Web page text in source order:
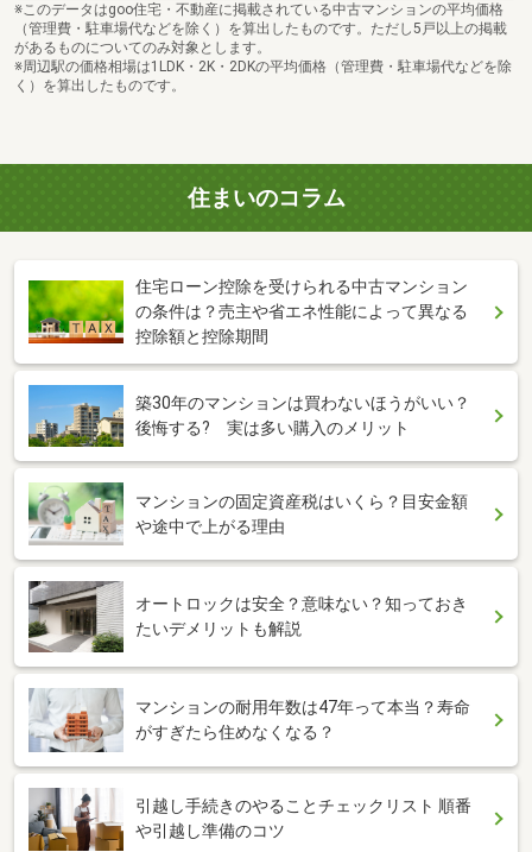
※このデータはgoo住宅・不動産に掲載されている中古マンションの平均価格
（管理費・駐車場代などを除く）を算出したものです。ただし5戸以上の掲載
があるものについてのみ対象とします。
※周辺駅の価格相場は1LDK・2K・2DKの平均価格（管理費・駐車場代などを除
く）を算出したものです。
住まいのコラム
住宅ローン控除を受けられる中古マンション
の条件は？売主や省エネ性能によって異なる
控除額と控除期間
築30年のマンションは買わないほうがいい？
後悔する? 実は多い購入のメリット
マンションの固定資産税はいくら？目安金額
や途中で上がる理由
オートロックは安全？意味ない？知っておき
たいデメリットも解説
マンションの耐用年数は47年って本当？寿命
がすぎたら住めなくなる？
引越し手続きのやることチェックリスト 順番
や引越し準備のコツ